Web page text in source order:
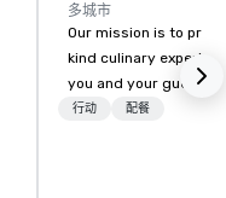
多城市
Our mission is to
kind culinary
you and your guests
memories and
行动 配餐